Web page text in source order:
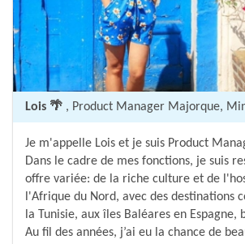
Lois 🌴 , Product Manager Majorque,
Je m'appelle Lois et je suis Product
Dans le cadre de mes fonctions, je suis
offre variée: de la riche culture et de
l'Afrique du Nord, avec des destinations
la Tunisie, aux îles Baléares en Espagne,
Au fil des années, j’ai eu la chance de